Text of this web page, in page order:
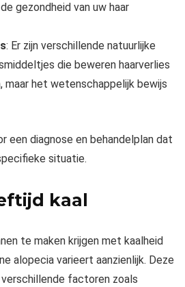
gezondheid van uw haar
: Er zijn verschillende natuurlijke
die beweren haarverlies
maar het wetenschappelijk bewijs
een diagnose en behandelplan dat
situatie.
kaal
te maken krijgen met kaalheid
alopecia varieert aanzienlijk. Deze
factoren zoals